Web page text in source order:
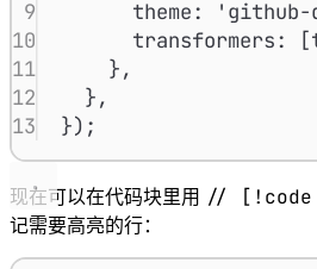
9
theme:
10
transformers:
11
},
12
},
13
});
现在可以在代码块里用 //
记需要高亮的行：